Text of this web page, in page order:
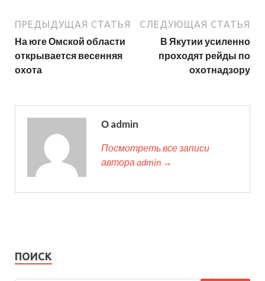
ПРЕДЫДУЩАЯ СТАТЬЯ
На юге Омской области
открывается весенняя
охота
СЛЕДУЮЩАЯ СТАТЬЯ
В Якутии усиленно
проходят рейды по
охотнадзору
О admin
Посмотреть все записи
автора admin →
ПОИСК